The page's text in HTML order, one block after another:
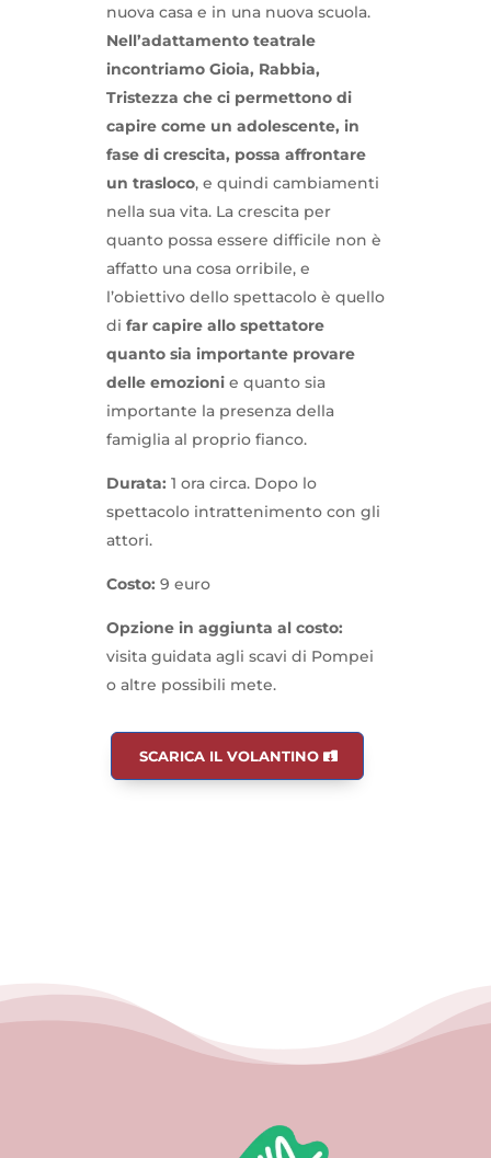
nuova casa e in una nuova scuola.
Nell’adattamento teatrale
incontriamo Gioia, Rabbia,
Tristezza che ci permettono di
capire come un adolescente, in
fase di crescita, possa affrontare
un trasloco, e quindi cambiamenti
nella sua vita. La crescita per
quanto possa essere difficile non è
affatto una cosa orribile, e
l’obiettivo dello spettacolo è quello
di far capire allo spettatore
quanto sia importante provare
delle emozionie quanto sia
importante la presenza della
famiglia al proprio fianco.
Durata: 1 ora circa. Dopo lo
spettacolo intrattenimento con gli
attori.
Costo: 9 euro
Opzione in aggiunta al costo:
visita guidata agli scavi di Pompei
o altre possibili mete.
SCARICA IL VOLANTINO